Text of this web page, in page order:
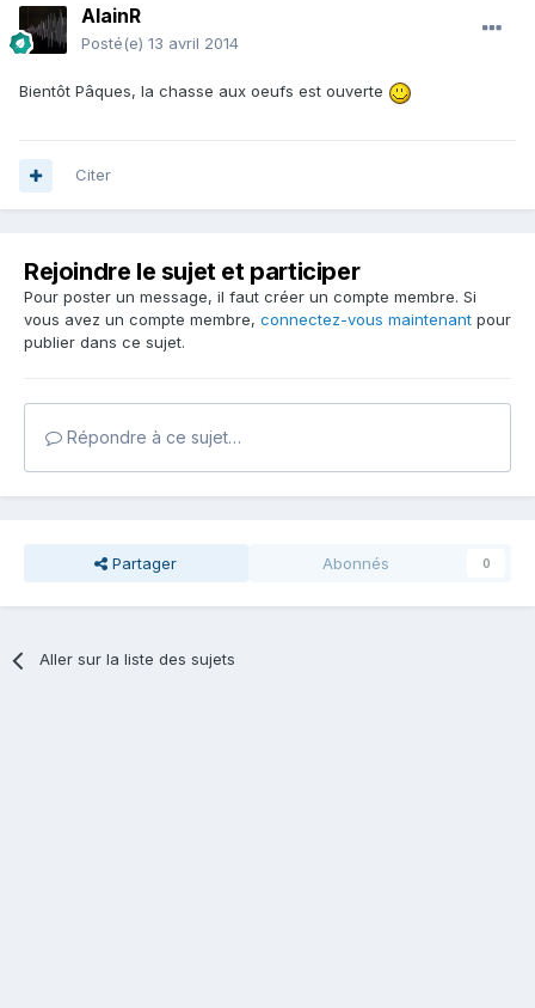
AlainR
Posté(e) 13 avril 2014
Bientôt Pâques, la chasse aux oeufs est ouverte
Citer
Rejoindre le sujet et participer
Pour poster un message, il faut créer un compte membre. Si
vous avez un compte membre, connectez-vous maintenant pour
publier dans ce sujet.
Répondre à ce sujet…
Partager Abonnés 0
Aller sur la liste des sujets